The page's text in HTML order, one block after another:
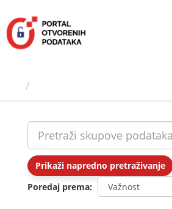
sadržaj
Prikaži napredno pretraživanje
Poredaj prema